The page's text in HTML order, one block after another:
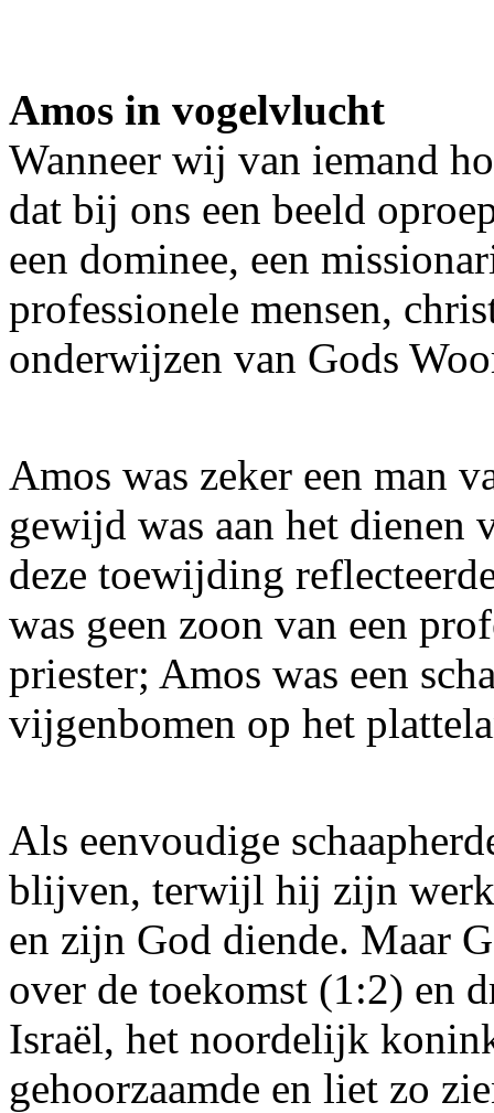
Amos in vogelvlucht
Wanneer wij van iemand
dat bij ons een beeld
een dominee, een
professionele mensen,
onderwijzen van Gods
Amos was zeker een man
gewijd was aan het dienen
deze toewijding
was geen zoon van een
priester; Amos was een
vijgenbomen op het
Als eenvoudige
blijven, terwijl hij zijn
en zijn God diende. Maar
over de toekomst (1:2) en
Israël, het noordelijk
gehoorzaamde en liet zo